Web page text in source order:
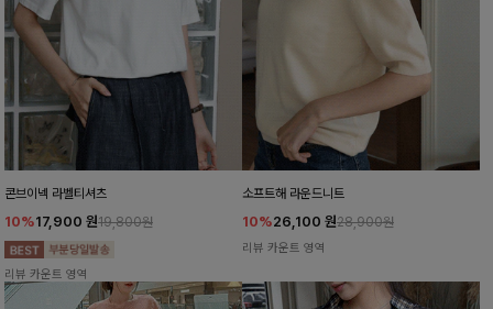
콘브이넥 라벨티셔츠
10%17,900 원19,800원
리뷰 카운트 영역
소프트해 라운드니트
10%26,100 원28,900원
리뷰 카운트 영역